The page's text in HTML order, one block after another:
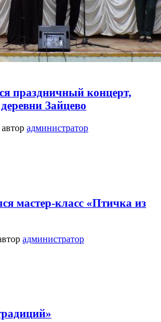
праздничный концерт,
Зайцево
автор администратор
мастер-класс «Птичка из
администратор